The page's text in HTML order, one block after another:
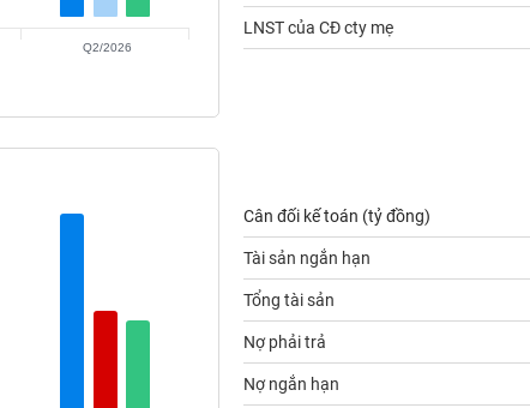
Q2/2026
LNST của CĐ cty mẹ
Cân đối kế toán (tỷ đồng)
Tài sản ngắn hạn
Tổng tài sản
Nợ phải trả
Nợ ngắn hạn